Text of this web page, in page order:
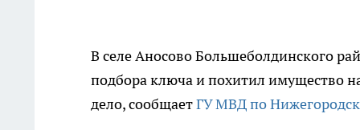
В селе Аносово Большеболдинского
подбора ключа и похитил имущество
дело, сообщаетГУ МВД по